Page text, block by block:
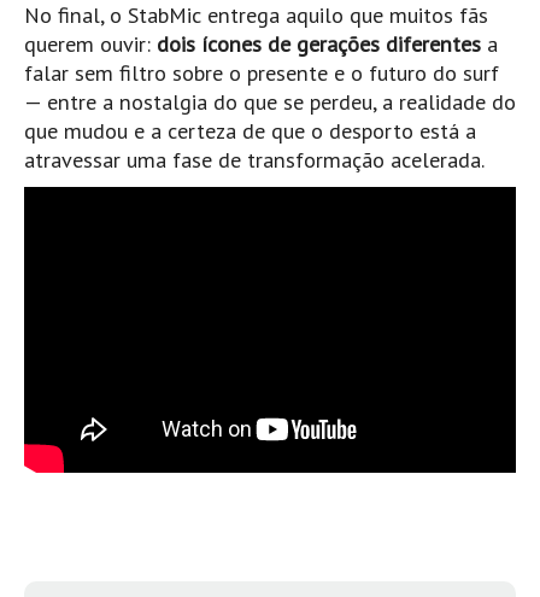
Ericeira HD
Ericeira - Ribeira D'Ilhas HD
Ericeira Praias Sul HD
Foz do Lizandro
Carcavelos HD
No final, o StabMic entrega aquilo que muitos fãs
querem ouvir: dois ícones de gerações diferentes a
falar sem filtro sobre o presente e o futuro do surf
— entre a nostalgia do que se perdeu, a realidade do
que mudou e a certeza de que o desporto está a
atravessar uma fase de transformação acelerada.